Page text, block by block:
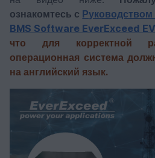
ознакомтесь с
BMS Software EverExceed EV
что для корректной
операционная система
на английский язык.